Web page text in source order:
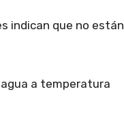
indican que no están
a temperatura